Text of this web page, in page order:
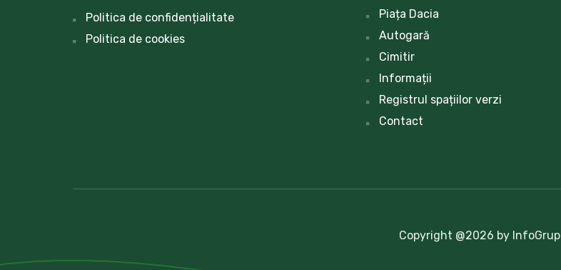
Politica de confidențialitate
Politica de cookies
Piața Dacia
Autogară
Cimitir
Informații
Registrul spațiilor verzi
Contact
Copyright @2026 by InfoGrup